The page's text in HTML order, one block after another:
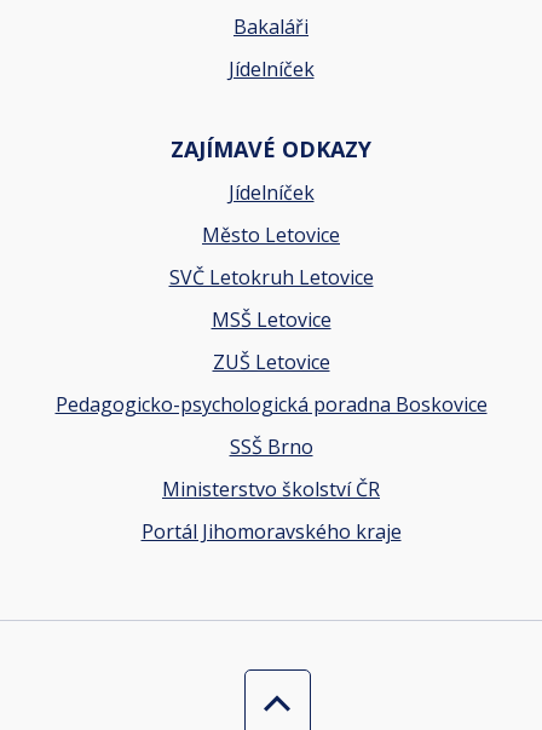
Bakaláři
Jídelníček
ZAJÍMAVÉ ODKAZY
Jídelníček
Město Letovice
SVČ Letokruh Letovice
MSŠ Letovice
ZUŠ Letovice
Pedagogicko-psychologická poradna Boskovice
SSŠ Brno
Ministerstvo školství ČR
Portál Jihomoravského kraje